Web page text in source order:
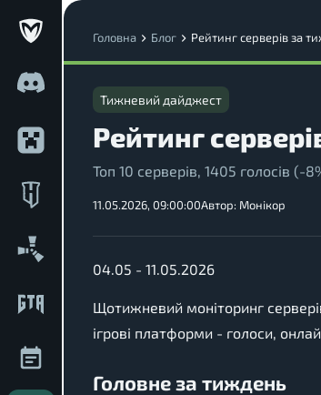
Головна Блог Рейтинг серверів за
Тижневий дайджест
Рейтинг
Топ 10 серверів, 1405 голосів (-
11.05.2026, 09:00:00Автор: Монікор
04.05 - 11.05.2026
Щотижневий моніторинг
ігрові платформи - голоси,
Головне за тиждень